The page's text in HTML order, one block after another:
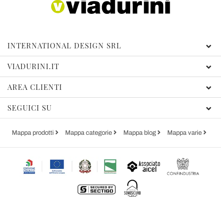
INTERNATIONAL DESIGN SRL
VIADURINI.IT
AREA CLIENTI
SEGUICI SU
Mappa prodotti Mappa categorie Mappa blog Mappa varie